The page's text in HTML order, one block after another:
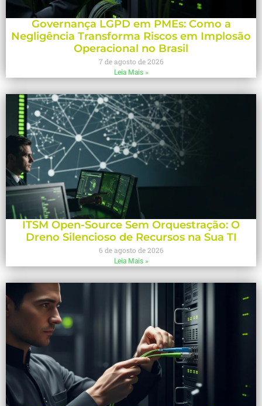
Governança LGPD em PMEs: Como a
Negligência Transforma Riscos em Implosão
Operacional no Brasil
7 de agosto de 2026
Leia Mais »
ITSM Open-Source Sem Orquestração: O
Dreno Silencioso de Recursos na Sua TI
6 de agosto de 2026
Leia Mais »